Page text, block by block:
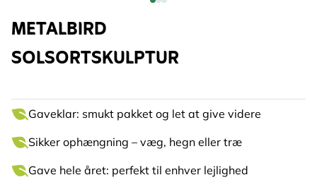
METALBIRD
SOLSORTSKULPTUR
Gaveklar: smukt pakket og let at give videre
Sikker ophængning – væg, hegn eller træ
Gave hele året: perfekt til enhver lejlighed